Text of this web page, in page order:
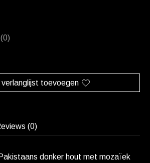
dit product is
(0)
verlanglijst toevoegen
(0)
donker hout met mozaïek